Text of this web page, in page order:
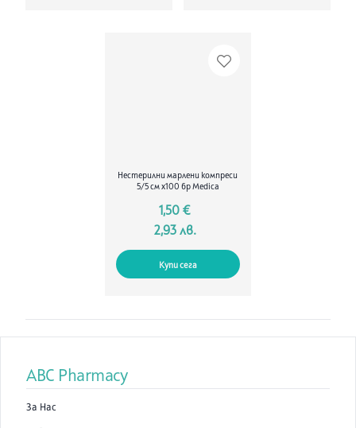
Нестерилни марлени компреси
5/5 см х100 бр Medica
1,50 €
2,93 лв.
Купи сега
ABC Pharmacy
За Нас